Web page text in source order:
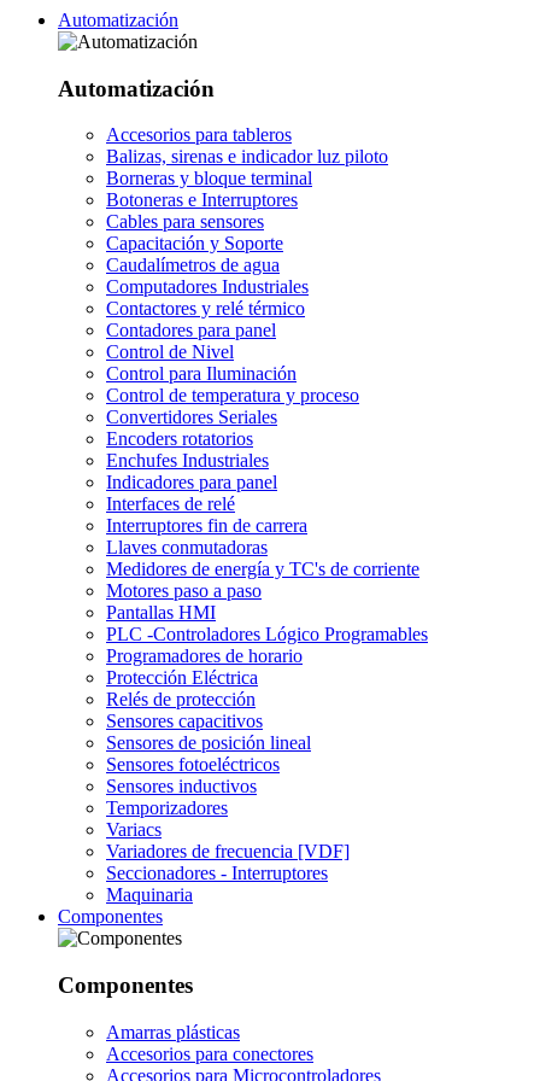
Automatización
Automatización
Accesorios para tableros
Balizas, sirenas e indicador luz piloto
Borneras y bloque terminal
Botoneras e Interruptores
Cables para sensores
Capacitación y Soporte
Caudalímetros de agua
Computadores Industriales
Contactores y relé térmico
Contadores para panel
Control de Nivel
Control para Iluminación
Control de temperatura y proceso
Convertidores Seriales
Encoders rotatorios
Enchufes Industriales
Indicadores para panel
Interfaces de relé
Interruptores fin de carrera
Llaves conmutadoras
Medidores de energía y TC's de corriente
Motores paso a paso
Pantallas HMI
PLC -Controladores Lógico Programables
Programadores de horario
Protección Eléctrica
Relés de protección
Sensores capacitivos
Sensores de posición lineal
Sensores fotoeléctricos
Sensores inductivos
Temporizadores
Variacs
Variadores de frecuencia [VDF]
Seccionadores - Interruptores
Maquinaria
Componentes
Componentes
Amarras plásticas
Accesorios para conectores
Accesorios para Microcontroladores